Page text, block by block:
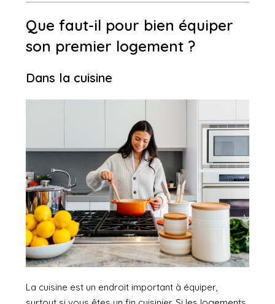
Que faut-il pour bien équiper
son premier logement ?
Dans la cuisine
La cuisine est un endroit important à équiper,